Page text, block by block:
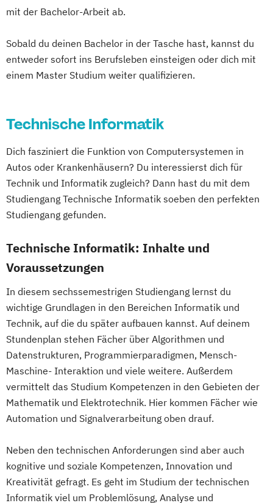
Betriebswirtschaftslehre und Führung
Management
Betriebswirtschaftslehre – Office
Management
Business Intelligence (DE/EN)
Coaching und Supervision
Computer Science (DE/EN)
Controlling
Customer Centricity
Cyber Security (DE/EN)
DevOps und Cloud Computing (DE/EN)
Digital Business (DE/EN)
Digital Entrepreneurship Digital Health
Digital Innovation and Intrapreneurship
(DE/EN)
Digital Product Management
Digital Transformation Management -
Gesundheitswesen
Digitale Betriebswirtschaftslehre
Digitale Transformation Diätetik
E-Commerce Elektrotechnik
Engineering (DE/EN)
Entrepreneurship (DE/EN) Ergotherapie
mit der Bachelor-Arbeit ab.
Sobald du deinen Bachelor in der Tasche hast, kannst du
entweder sofort ins Berufsleben einsteigen oder dich mit
einem Master Studium weiter qualifizieren.
Technische Informatik
Dich fasziniert die Funktion von Computersystemen in
Autos oder Krankenhäusern? Du interessierst dich für
Technik und Informatik zugleich? Dann hast du mit dem
Studiengang Technische Informatik soeben den perfekten
Studiengang gefunden.
Technische Informatik: Inhalte und
Voraussetzungen
In diesem sechssemestrigen Studiengang lernst du
wichtige Grundlagen in den Bereichen Informatik und
Technik, auf die du später aufbauen kannst. Auf deinem
Stundenplan stehen Fächer über Algorithmen und
Datenstrukturen, Programmierparadigmen, Mensch-
Maschine- Interaktion und viele weitere. Außerdem
vermittelt das Studium Kompetenzen in den Gebieten der
Mathematik und Elektrotechnik. Hier kommen Fächer wie
Automation und Signalverarbeitung oben drauf.
Neben den technischen Anforderungen sind aber auch
kognitive und soziale Kompetenzen, Innovation und
Kreativität gefragt. Es geht im Studium der technischen
Informatik viel um Problemlösung, Analyse und